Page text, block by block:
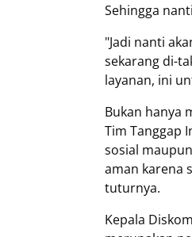
Sehingga
"Jadi nanti
sekarang di-
layanan, ini
Bukan hanya
Tim Tanggap
sosial
aman karena
tuturnya.
Kepala